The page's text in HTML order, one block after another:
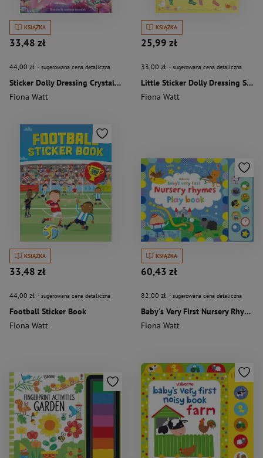
KSIĄŻKA
33,48 zł
44,00 zł - sugerowana cena detaliczna
Sticker Dolly Dressing Crystal Fairies
Fiona Watt
KSIĄŻKA
25,99 zł
33,00 zł - sugerowana cena detaliczna
Little Sticker Dolly Dressing Summer Fun
Fiona Watt
KSIĄŻKA
33,48 zł
44,00 zł - sugerowana cena detaliczna
Football Sticker Book
Fiona Watt
KSIĄŻKA
60,43 zł
82,00 zł - sugerowana cena detaliczna
Baby's Very First Nursery Rhymes Playbook wer. angielska
Fiona Watt